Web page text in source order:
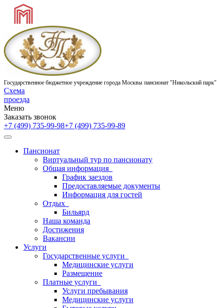
Государственное бюджетное учреждение города Москвы пансионат "Никольский парк"
Схема
проезда
Меню
Заказать звонок
+7 (499) 735-99-98+7 (499) 735-99-89
Пансионат
Виртуальный тур по пансионату
Общая информация
График заездов
Предоставляемые документы
Информация для гостей
Отдых
Бильярд
Наша команда
Достижения
Вакансии
Услуги
Государственные услуги
Медицинские услуги
Размещение
Платные услуги
Услуги пребывания
Медицинские услуги